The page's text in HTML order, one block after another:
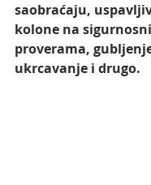
saobraćaju,
kolone na
proverama,
ukrcavanje i drugo.